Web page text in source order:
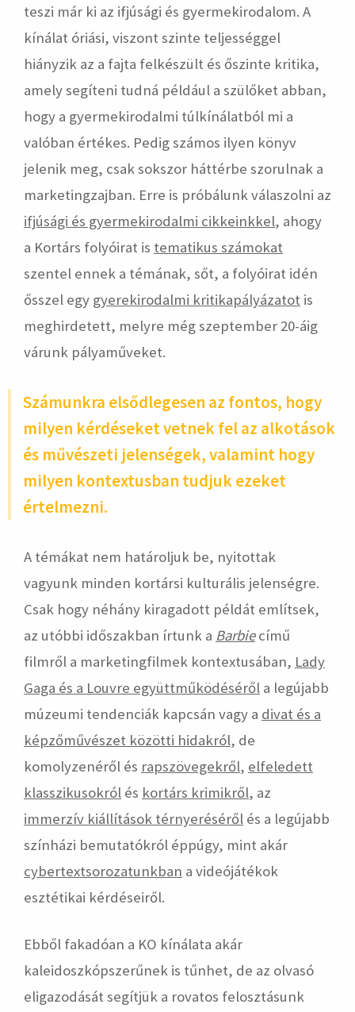
teszi már ki az ifjúsági és gyermekirodalom. A
kínálat óriási, viszont szinte teljességgel
hiányzik az a fajta felkészült és őszinte kritika,
amely segíteni tudná például a szülőket abban,
hogy a gyermekirodalmi túlkínálatból mi a
valóban értékes. Pedig számos ilyen könyv
jelenik meg, csak sokszor háttérbe szorulnak a
marketingzajban. Erre is próbálunk válaszolni az
ifjúsági és gyermekirodalmi cikkeinkkel, ahogy
a Kortárs folyóirat is tematikus számokat
szentel ennek a témának, sőt, a folyóirat idén
ősszel egy gyerekirodalmi kritikapályázatot is
meghirdetett, melyre még szeptember 20-áig
várunk pályaműveket.
Számunkra elsődlegesen az fontos, hogy
milyen kérdéseket vetnek fel az alkotások
és művészeti jelenségek, valamint hogy
milyen kontextusban tudjuk ezeket
értelmezni.
A témákat nem határoljuk be, nyitottak
vagyunk minden kortársi kulturális jelenségre.
Csak hogy néhány kiragadott példát említsek,
az utóbbi időszakban írtunk a Barbiecímű
filmről a marketingfilmek kontextusában, Lady
Gaga és a Louvre együttműködéséről a legújabb
múzeumi tendenciák kapcsán vagy a divat és a
képzőművészet közötti hidakról, de
komolyzenéről és rapszövegekről, elfeledett
klasszikusokról és kortárs krimikről, az
immerzív kiállítások térnyeréséről és a legújabb
színházi bemutatókról éppúgy, mint akár
cybertextsorozatunkban a videójátékok
esztétikai kérdéseiről.
Ebből fakadóan a KO kínálata akár
kaleidoszkópszerűnek is tűnhet, de az olvasó
eligazodását segítjük a rovatos felosztásunk